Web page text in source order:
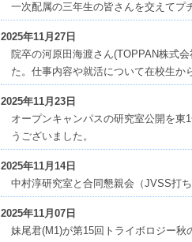
一次配属の三年生の皆さんを交えてプ
2025年11月27日
院卒の河原田海渡さん(TOPPAN株式
た。仕事内容や就活について在校生か
2025年11月23日
オープンキャンパスの研究室公開を東
うございました。
2025年11月14日
中村淳研究室と合同懇親会（JVSS打ち
2025年11月07日
妹尾君(M1)が第15回トライボロジー秋